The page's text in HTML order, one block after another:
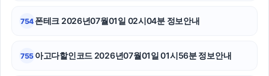
인천형사전문변호사
754 폰테크 2026년07월01일 02시04분 정보안내
755 아고다할인코드 2026년07월01일 01시56분 정보안내